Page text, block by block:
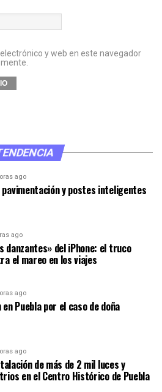
y web en este navegador
ago
pavimentación y postes inteligentes
ago
danzantes» del iPhone: el truco
el mareo en los viajes
ago
Puebla por el caso de doña
ago
de más de 2 mil luces y
en el Centro Histórico de Puebla